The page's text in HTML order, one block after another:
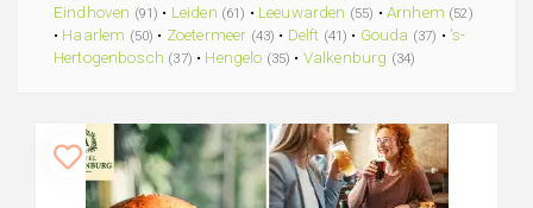
Eindhoven (91) • Leiden (61) • Leeuwarden (55) • Arnhem (52)
• Haarlem (50) • Zoetermeer (43) • Delft (41) • Gouda (37) • 's-
Hertogenbosch (37) • Hengelo (35) • Valkenburg (34)